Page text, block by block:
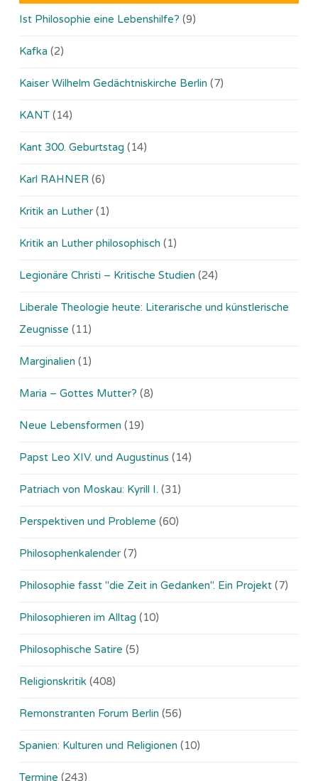
Ist Philosophie eine Lebenshilfe? (9)
Kafka (2)
Kaiser Wilhelm Gedächtniskirche Berlin (7)
KANT (14)
Kant 300. Geburtstag (14)
Karl RAHNER (6)
Kritik an Luther (1)
Kritik an Luther philosophisch (1)
Legionäre Christi – Kritische Studien (24)
Liberale Theologie heute: Literarische und künstlerische
Zeugnisse (11)
Marginalien (1)
Maria – Gottes Mutter? (8)
Neue Lebensformen (19)
Papst Leo XIV. und Augustinus (14)
Patriach von Moskau: Kyrill I. (31)
Perspektiven und Probleme (60)
Philosophenkalender (7)
Philosophie fasst "die Zeit in Gedanken". Ein Projekt (7)
Philosophieren im Alltag (10)
Philosophische Satire (5)
Religionskritik (408)
Remonstranten Forum Berlin (56)
Spanien: Kulturen und Religionen (10)
Termine (243)